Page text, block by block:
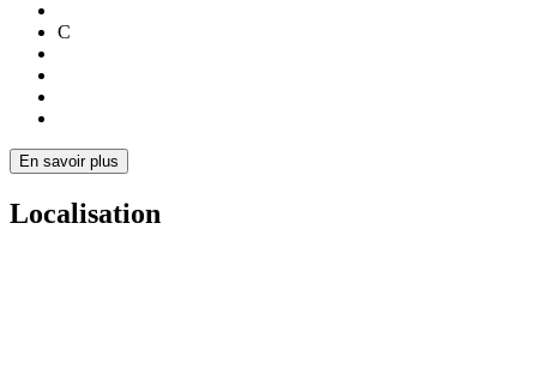
C
En savoir plus
Localisation